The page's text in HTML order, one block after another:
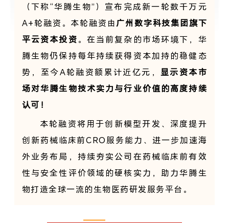
（下称“华腾生物”）宣布完成新一轮数千万元
A+轮融资。本轮融资由广州数字科技集团旗下
平云资本投资。在当前复杂的市场环境下，华
腾生物仍保持每年持续获得资本加持的稳健态
势，至今A轮融资额累计近亿元， 显示资本市
场对华腾生物技术实力与行业价值的高度持续
认可！
本轮融资将用于创新模型开发、深度提升
创新药械临床前CRO服务能力、进一步加速海
外业务布局，持续夯实公司在药械临床前有效
性与安全性评价领域的硬核实力，助力华腾生
物打造全球一流的生物医药研发服务平台。